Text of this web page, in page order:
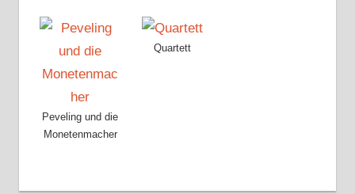
Peveling und die
Monetenmacher
Quartett